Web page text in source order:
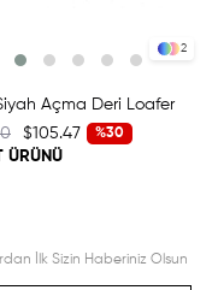
2
Açma Deri Loafer
%30
$105.47
ÜRÜNÜ
İlk Sizin Haberiniz Olsun